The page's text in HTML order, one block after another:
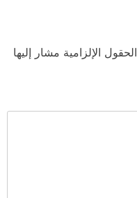
الحقول الإلزامية مشار إليها